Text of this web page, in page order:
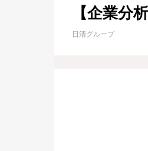
【企業分
日清グループ